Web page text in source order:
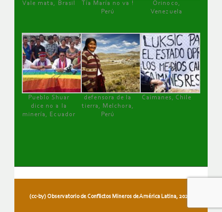
Vale mata, Brasil
Tía María no va !
Perú
Orinoco,
Venezuela
Pueblo Shuar
dice no a la
minería, Ecuador
defensora de la
tierra, Melchora,
Perú
Caimanes, Chile
(cc-by) Observatorio de Conflictos Mineros de América Latina, 2026